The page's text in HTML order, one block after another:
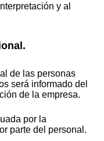
y al
de las personas
será informado del
de la empresa.
por la
parte del personal.